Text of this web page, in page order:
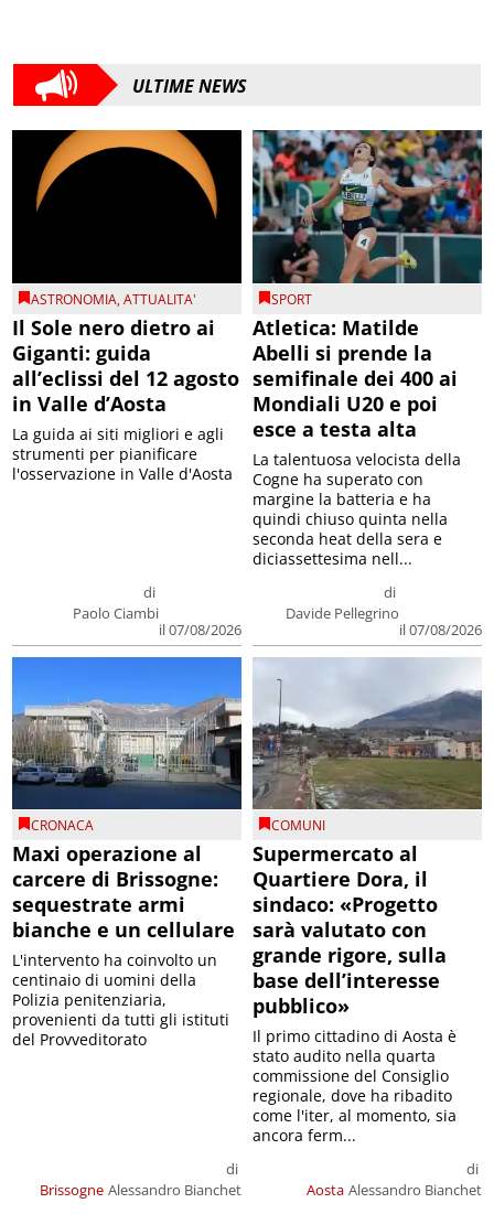
ULTIME NEWS
ASTRONOMIA,ATTUALITA'
Il Sole nero dietro ai
Giganti: guida
all’eclissi del 12 agosto
in Valle d’Aosta
di
Paolo Ciambi
il 07/08/2026
La guida ai siti migliori e agli
strumenti per pianificare
l'osservazione in Valle d'Aosta
SPORT
Atletica: Matilde
Abelli si prende la
semifinale dei 400 ai
Mondiali U20 e poi
esce a testa alta
di
Davide Pellegrino
il 07/08/2026
La talentuosa velocista della
Cogne ha superato con
margine la batteria e ha
quindi chiuso quinta nella
seconda heat della sera e
diciassettesima nell...
CRONACA
Maxi operazione al
carcere di Brissogne:
sequestrate armi
bianche e un cellulare
Brissogne
di
Alessandro Bianchet
L'intervento ha coinvolto un
centinaio di uomini della
Polizia penitenziaria,
provenienti da tutti gli istituti
del Provveditorato
COMUNI
Supermercato al
Quartiere Dora, il
sindaco: «Progetto
sarà valutato con
grande rigore, sulla
base dell’interesse
pubblico»
Aosta
di
Alessandro Bianchet
Il primo cittadino di Aosta è
stato audito nella quarta
commissione del Consiglio
regionale, dove ha ribadito
come l'iter, al momento, sia
ancora ferm...